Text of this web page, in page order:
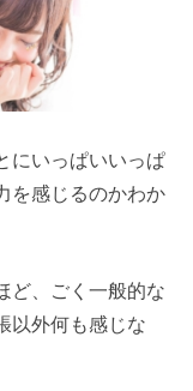
にいっぱいいっぱ
を感じるのかわか
ど、ごく一般的な
以外何も感じな